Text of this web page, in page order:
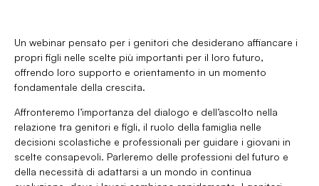
Un webinar pensato per i genitori che desiderano affiancare i
propri figli nelle scelte più importanti per il loro futuro,
offrendo loro supporto e orientamento in un momento
fondamentale della crescita.
Affronteremo l’importanza del dialogo e dell’ascolto nella
relazione tra genitori e figli, il ruolo della famiglia nelle
decisioni scolastiche e professionali per guidare i giovani in
scelte consapevoli. Parleremo delle professioni del futuro e
della necessità di adattarsi a un mondo in continua